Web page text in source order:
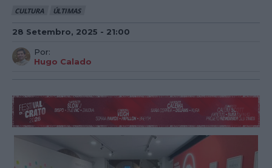
CULTURA ÚLTIMAS
28 Setembro, 2025 - 21:00
Por:
Hugo Calado